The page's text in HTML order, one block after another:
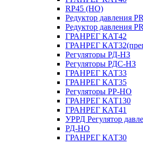
RP45 (НО)
Редуктор давления
Редуктор давления
ГРАНРЕГ КАТ42
ГРАНРЕГ
Регуляторы РД-НЗ
Регуляторы РДС-НЗ
ГРАНРЕГ КАТ33
ГРАНРЕГ КАТ35
Регуляторы РР-НО
ГРАНРЕГ КАТ130
ГРАНРЕГ КАТ41
УРРД Регулятор
РД-НО
ГРАНРЕГ КАТ30